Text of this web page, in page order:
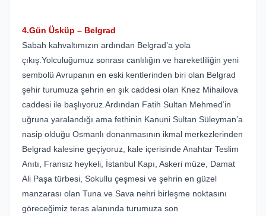
4.Gün Üsküp – Belgrad
Sabah kahvaltımızın ardından Belgrad’a yola
çıkış.Yolculuğumuz sonrası canlılığın ve hareketliliğin yeni
sembolü Avrupanın en eski kentlerinden biri olan Belgrad
şehir turumuza şehrin en şık caddesi olan Knez Mihailova
caddesi ile başlıyoruz.Ardından Fatih Sultan Mehmed’in
uğruna yaralandığı ama fethinin Kanuni Sultan Süleyman’a
nasip olduğu Osmanlı donanmasının ikmal merkezlerinden
Belgrad kalesine geçiyoruz, kale içerisinde Anahtar Teslim
Anıtı, Fransız heykeli, İstanbul Kapı, Askeri müze, Damat
Ali Paşa türbesi, Sokullu çeşmesi ve şehrin en güzel
manzarası olan Tuna ve Sava nehri birleşme noktasını
göreceğimiz teras alanında turumuza son